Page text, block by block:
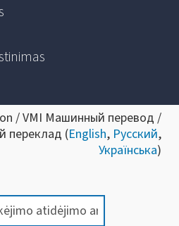
/ VMI Машинный перевод /
переклад (English, Русский,
Українська)